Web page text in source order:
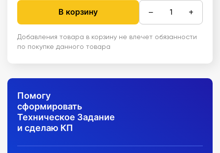
В корзину − +
Добавления товара в корзину не влечет обязанности
по покупке данного товара
Помогу
сформировать
Техническое Задание
и сделаю КП